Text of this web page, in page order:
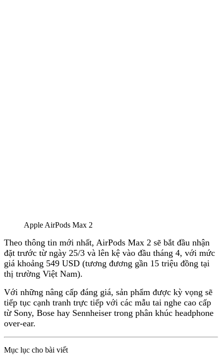
Apple AirPods Max 2
Theo thông tin mới nhất, AirPods Max 2 sẽ bắt đầu nhận
đặt trước từ ngày 25/3 và lên kệ vào đầu tháng 4, với mức
giá khoảng 549 USD (tương đương gần 15 triệu đồng tại
thị trường Việt Nam).
Với những nâng cấp đáng giá, sản phẩm được kỳ vọng sẽ
tiếp tục cạnh tranh trực tiếp với các mẫu tai nghe cao cấp
từ Sony, Bose hay Sennheiser trong phân khúc headphone
over-ear.
Mục lục cho bài viết